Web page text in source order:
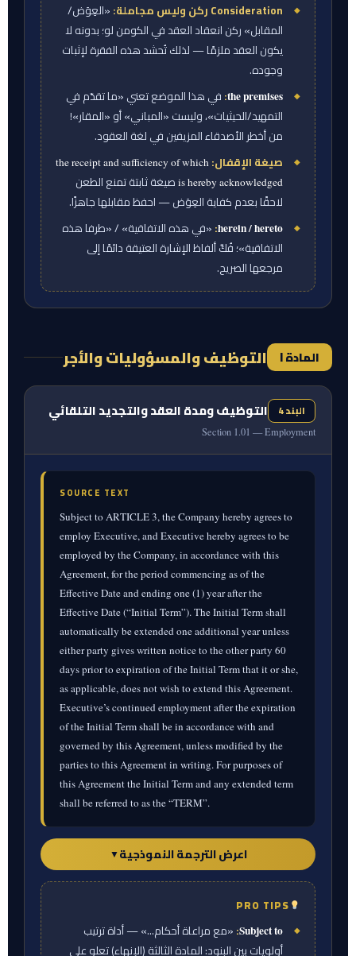
وعليه، وبناءً على ما ورد في التمهيد، وفي مقابل
التعهدات والإقرارات المتبادلة الواردة في هذه
الاتفاقية، ولقاء عِوَضٍ آخر صحيح وذي قيمة يُقرّ
الطرفان بموجبه بقبضه وكفايته، فقد اتفق طرفا
هذه الاتفاقية على ما يلي:
Consideration ركن وليس مجاملة:
«العِوَض/
المقابل» ركن انعقاد العقد في الكومن لو؛ بدونه لا
يكون العقد ملزمًا — لذلك تُحشد هذه الفقرة لإثبات
وجوده.
the premises
: في هذا الموضع تعني «ما تقدّم في
التمهيد/الحيثيات»، وليست «المباني» أو «المقار»!
من أخطر الأصدقاء المزيفين في لغة العقود.
صيغة الإقفال: the receipt and sufficiency of which
is hereby acknowledged صيغة ثابتة تمنع الطعن
لاحقًا بعدم كفاية العِوَض — احفظ مقابلها جاهزًا.
herein / hereto
: «في هذه الاتفاقية» / «طرفا هذه
الاتفاقية»؛ فُكَّ ألفاظ الإشارة العتيقة دائمًا إلى
مرجعها الصريح.
المادة I التوظيف والمسؤوليات والأجر
البند 4 التوظيف ومدة العقد والتجديد التلقائي
Section 1.01 — Employment
SOURCE TEXT
Subject to ARTICLE 3, the Company hereby agrees to
employ Executive, and Executive hereby agrees to be
employed by the Company, in accordance with this
Agreement, for the period commencing as of the
Effective Date and ending one (1) year after the
Effective Date (“Initial Term”). The Initial Term shall
automatically be extended one additional year unless
either party gives written notice to the other party 60
days prior to expiration of the Initial Term that it or she,
as applicable, does not wish to extend this Agreement.
Executive’s continued employment after the expiration
of the Initial Term shall be in accordance with and
governed by this Agreement, unless modified by the
parties to this Agreement in writing. For purposes of
this Agreement the Initial Term and any extended term
shall be referred to as the “TERM”.
اعرض الترجمة النموذجية▼
ورقة المترجم — الترجمة النموذجية
التوظيف.مع مراعاة أحكام المادة الثالثة، توافق
PRO TIPS
Subject to
: «مع مراعاة أحكام…» — أداة ترتيب
أولويات بين البنود: المادة الثالثة (الإنهاء) تعلو على